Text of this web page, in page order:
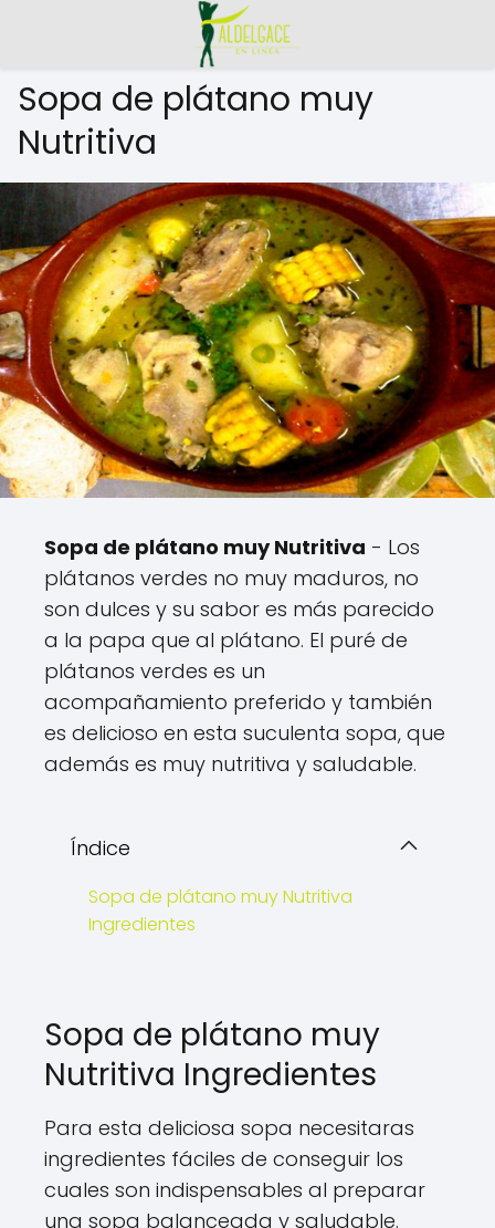
Sopa de plátano muy
Nutritiva
Sopa de plátano muy Nutritiva - Los
plátanos verdes no muy maduros, no
son dulces y su sabor es más parecido
a la papa que al plátano. El puré de
plátanos verdes es un
acompañamiento preferido y también
es delicioso en esta suculenta sopa, que
además es muy nutritiva y saludable.
Índice
Sopa de plátano muy Nutritiva
Ingredientes
Sopa de plátano muy
Nutritiva Ingredientes
Para esta deliciosa sopa necesitaras
ingredientes fáciles de conseguir los
cuales son indispensables al preparar
una sopa balanceada y saludable.